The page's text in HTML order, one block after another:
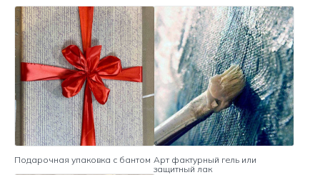
Подарочная упаковка с бантом Арт фактурный гель или
защитный лак